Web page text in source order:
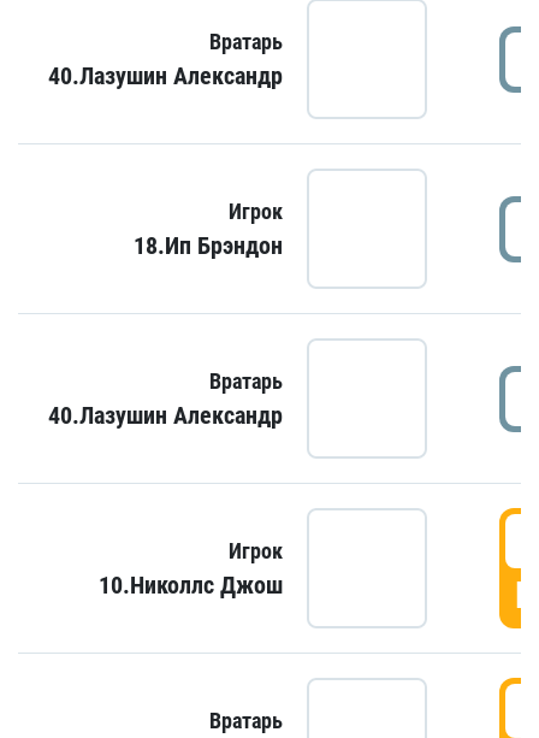
Вратарь
40.Лазушин Александр
Игрок
18.Ип Брэндон
Вратарь
40.Лазушин Александр
Игрок
10.Николлс Джош
Вратарь